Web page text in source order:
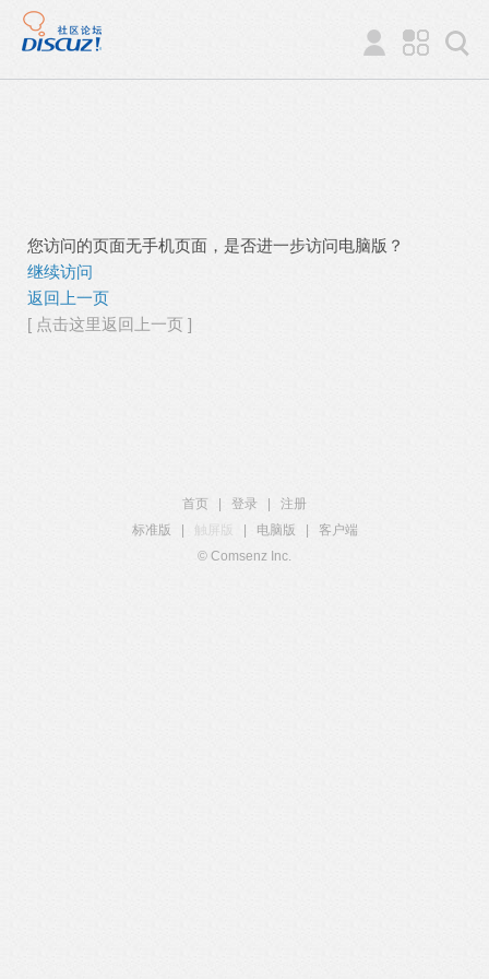
您访问的页面无手机页面，是否进一步访问电脑版？
继续访问
返回上一页
[ 点击这里返回上一页 ]
首页 登录
注册
标准版
触屏版 电脑版
客户端
© Comsenz Inc.